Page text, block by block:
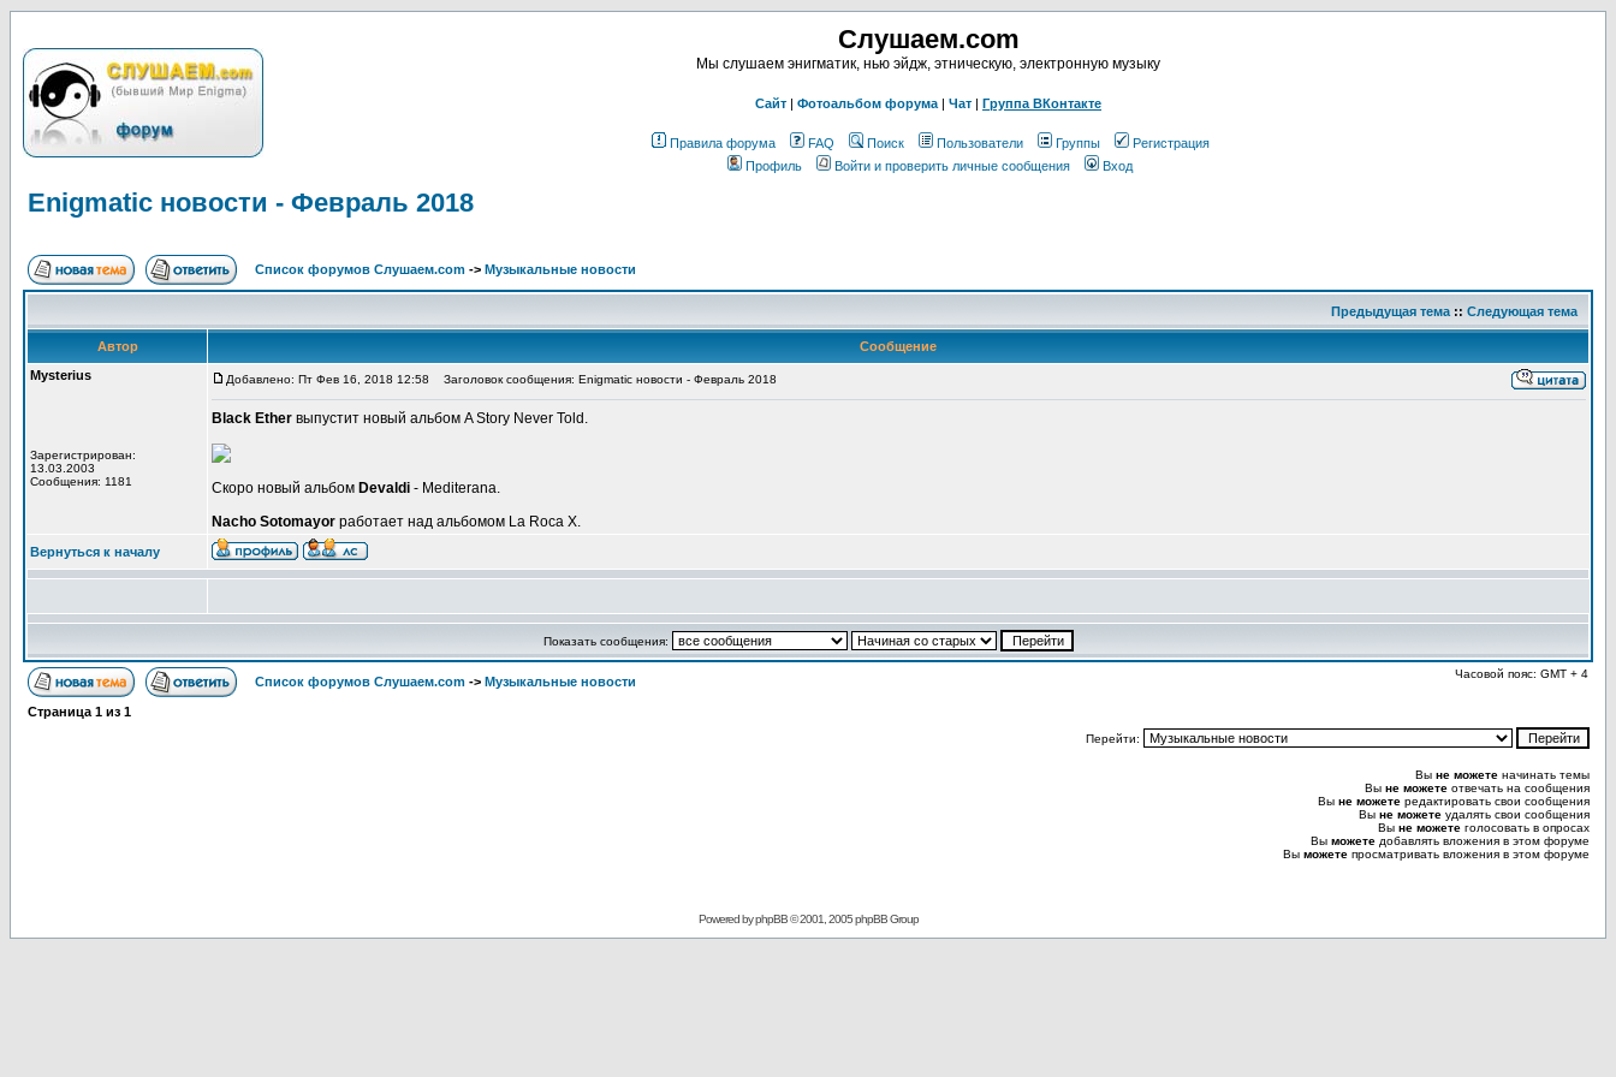
Слушаем.com
Мы слушаем энигматик, нью эйдж, этническую, электронную музыку
Сайт | Фотоальбом форума | Чат | Группа ВКонтакте
Правила форума FAQ Поиск Пользователи Группы
Регистрация
Профиль
Войти и проверить личные сообщения Вход
Enigmatic новости - Февраль 2018
Список форумов Слушаем.com -> Музыкальные новости
Предыдущая тема :: Следующая тема
Автор
Сообщение
Mysterius
Зарегистрирован:
13.03.2003
Сообщения: 1181
Добавлено: Пт Фев 16, 2018 12:58 Заголовок сообщения: Enigmatic новости - Февраль 2018
Black Ether выпустит новый альбом A Story Never Told.
Скоро новый альбом Devaldi - Mediterana.
Nacho Sotomayor работает над альбомом La Roca X.
Вернуться к началу
Показать сообщения:
Список форумов Слушаем.com -> Музыкальные новости
Часовой пояс: GMT + 4
Страница 1 из 1
Перейти:
Вы не можете начинать темы
Вы не можете отвечать на сообщения
Вы не можете редактировать свои сообщения
Вы не можете удалять свои сообщения
Вы не можете голосовать в опросах
Вы можете добавлять вложения в этом форуме
Вы можете просматривать вложения в этом форуме
Powered by phpBB © 2001, 2005 phpBB Group